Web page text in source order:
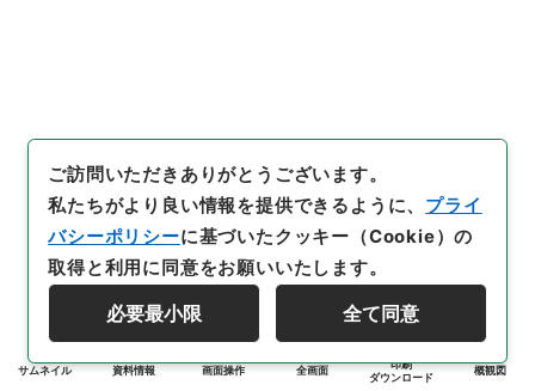
サムネイル 資料情報 画面操作 全画面
印刷
ダウンロード
概観図
ご訪問いただきありがとうございます。
私たちがより良い情報を提供できるように、 プライ
バシーポリシーに基づいたクッキー（Cookie）の
取得と利用に同意をお願いいたします。
必要最小限 全て同意